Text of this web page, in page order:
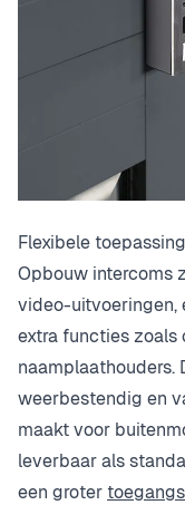
Flexibele
Opbouw intercoms
video-uitvoeringen,
extra functies zoals
naamplaathouders.
weerbestendig en
maakt voor
leverbaar als
een groter